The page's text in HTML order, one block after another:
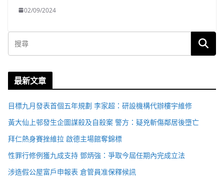
02/09/2024
最新文章
目標九月發表首個五年規劃 李家超：研設機構代辦樓宇維修
黃大仙上邨發生企圖謀殺及自殺案 警方：疑兇斬傷鄰居後墮亡
拜仁熱身賽挫維拉 啟德主場館奪錦標
性罪行修例獲九成支持 鄧炳強：爭取今屆任期內完成立法
涉造假公屋富戶申報表 倉管員准保釋候訊